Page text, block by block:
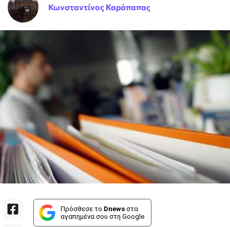
Κωνσταντίνος Καράπαπας
Πρόσθεσε το Dnews στα
αγαπημένα σου στη Google